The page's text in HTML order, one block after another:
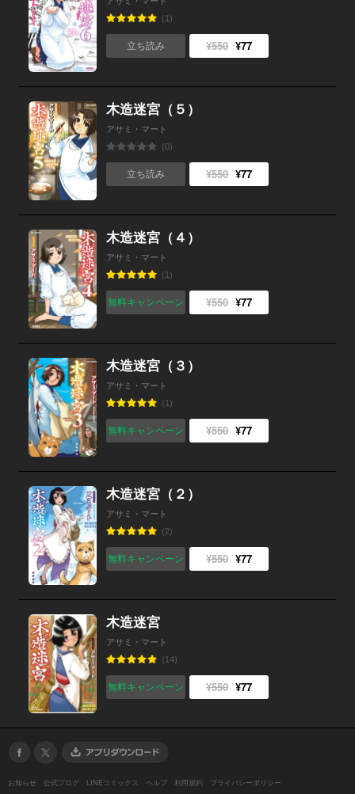
(1)
立ち読み ¥550 ¥77
木造迷宮（５）
アサミ・マート
(0)
立ち読み ¥550 ¥77
木造迷宮（４）
アサミ・マート
(1)
無料キャンペーン ¥550 ¥77
木造迷宮（３）
アサミ・マート
(1)
無料キャンペーン ¥550 ¥77
木造迷宮（２）
アサミ・マート
(2)
無料キャンペーン ¥550 ¥77
木造迷宮
アサミ・マート
(14)
無料キャンペーン ¥550 ¥77
お知らせ 公式ブログ LINEコミックス ヘルプ 利用規約 プライバシーポリシー